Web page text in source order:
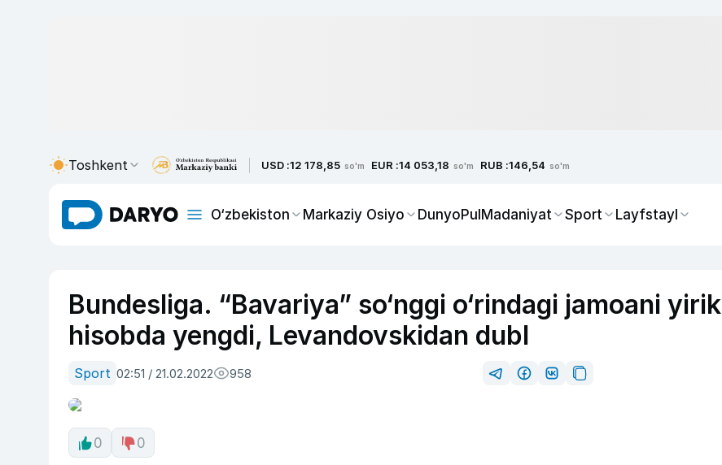
Toshkent USD :12 178,85 so'm EUR :14 053,18 so'm RUB :146,54 so'm
O‘zbekiston Markaziy Osiyo DunyoPulMadaniyat Sport Layfstayl
Bundesliga. “Bavariya” so‘nggi o‘rindagi jamoani yirik
hisobda yengdi, Levandovskidan dubl
Sport 02:51 / 21.02.2022 958
0 0